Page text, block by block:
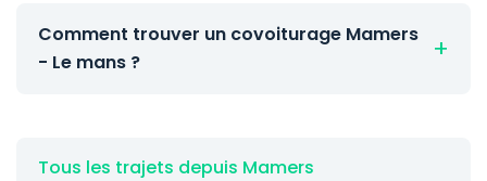
Comment trouver un covoiturage Mamers
- Le mans ?
Tous les trajets depuis Mamers